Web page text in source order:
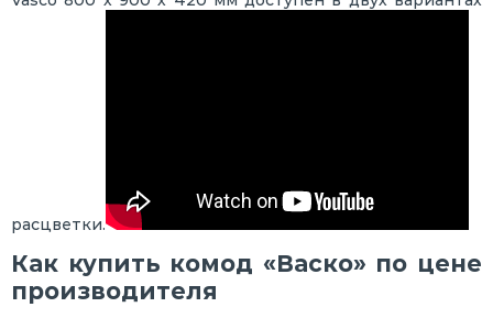
расцветки.
Как купить комод «Васко» по цене
производителя